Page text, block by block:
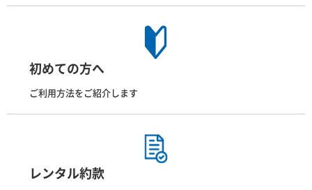
初めての方へ
ご利用方法をご紹介します
レンタル約款